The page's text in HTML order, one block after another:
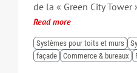
de la « Green City Tower
Read more
Systèmes pour toits et murs
façade
Commerce & bureaux